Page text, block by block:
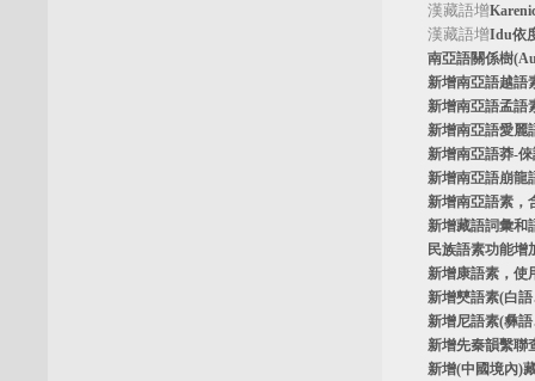
漢藏語增
漢藏語增Idu依
南亞語關係樹
新增南亞語越語
新增南亞語孟語
新增南亞語愛麗
新增南亞語莽-倈
新增南亞語崩龍
新增南亞語素，
新增藏語詞彙和
民族語素功能
新增康語素，使
新增僰語素(白
新增尼語素(彝
新增先秦韻繫聯
新增(中國境內)